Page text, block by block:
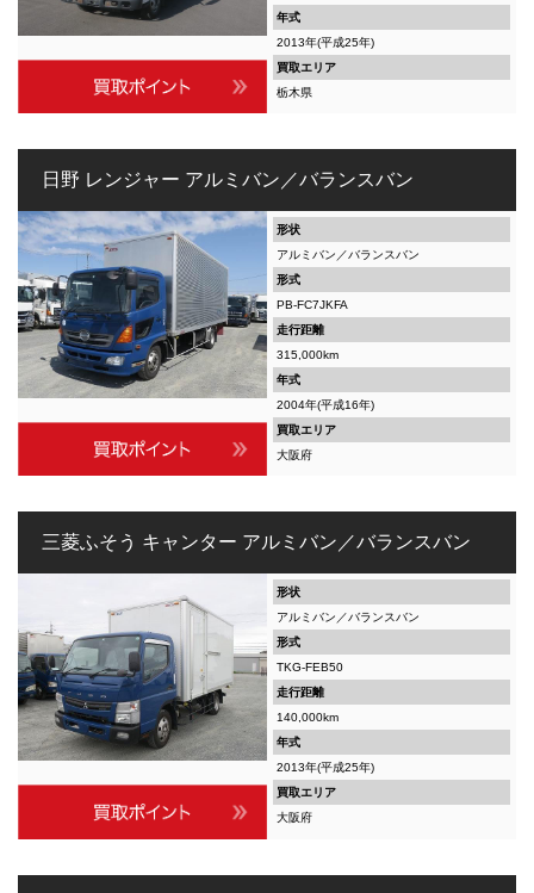
年式
2013年(平成25年)
買取エリア
栃木県
日野 レンジャー アルミバン／バランスバン
形状
アルミバン／バランスバン
形式
PB-FC7JKFA
走行距離
315,000km
年式
2004年(平成16年)
買取エリア
大阪府
三菱ふそう キャンター アルミバン／バランスバン
形状
アルミバン／バランスバン
形式
TKG-FEB50
走行距離
140,000km
年式
2013年(平成25年)
買取エリア
大阪府